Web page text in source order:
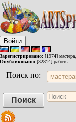
Войти
Зарегистрировано: [1974]
Опубликовано: [32814] работы.
Поиск по: